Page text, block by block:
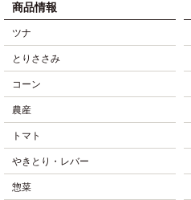
商品情報
ツナ
とりささみ
コーン
農産
トマト
やきとり・レバー
惣菜